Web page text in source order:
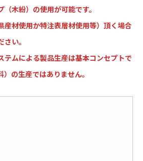
木紛）の使用が可能です。
材使用か特注表層材使用等）頂く場合
い。
ムによる製品生産は基本コンセプトで
の生産ではありません。